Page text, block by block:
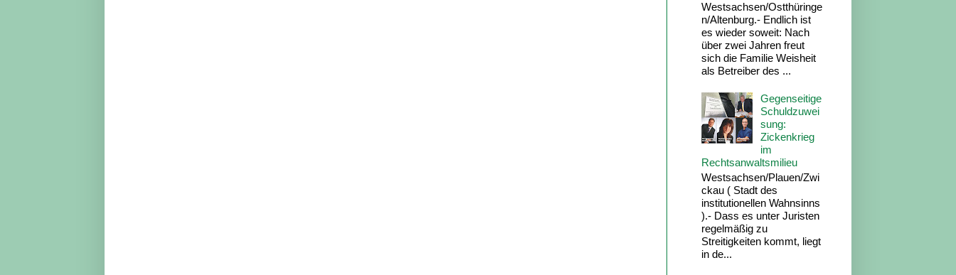
Westsachsen/Ostthüringe
n/Altenburg.- Endlich ist
es wieder soweit: Nach
über zwei Jahren freut
sich die Familie Weisheit
als Betreiber des ...
Gegenseitige
Schuldzuwei
sung:
Zickenkrieg
im
Rechtsanwaltsmilieu
Westsachsen/Plauen/Zwi
ckau ( Stadt des
institutionellen Wahnsinns
).- Dass es unter Juristen
regelmäßig zu
Streitigkeiten kommt, liegt
in de...